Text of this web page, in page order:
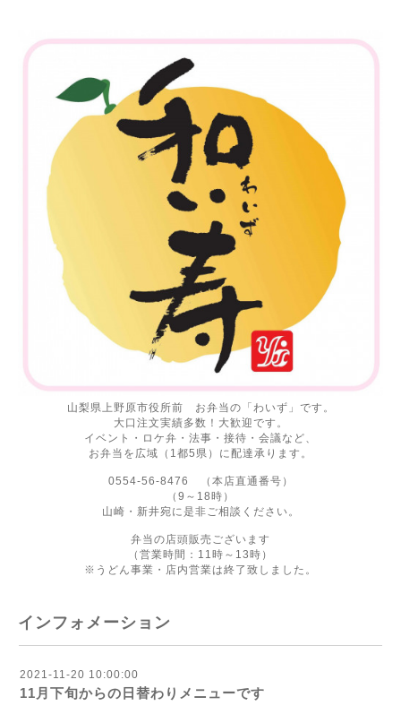
山梨県上野原市役所前 お弁当の「わいず」です。
大口注文実績多数！大歓迎です。
イベント・ロケ弁・法事・接待・会議など、
お弁当を広域（1都5県）に配達承ります。
0554-56-8476 （本店直通番号）
（9～18時）
山崎・新井宛に是非ご相談ください。
弁当の店頭販売ございます
（営業時間：11時～13時）
※うどん事業・店内営業は終了致しました。
インフォメーション
2021-11-20 10:00:00
11月下旬からの日替わりメニューです